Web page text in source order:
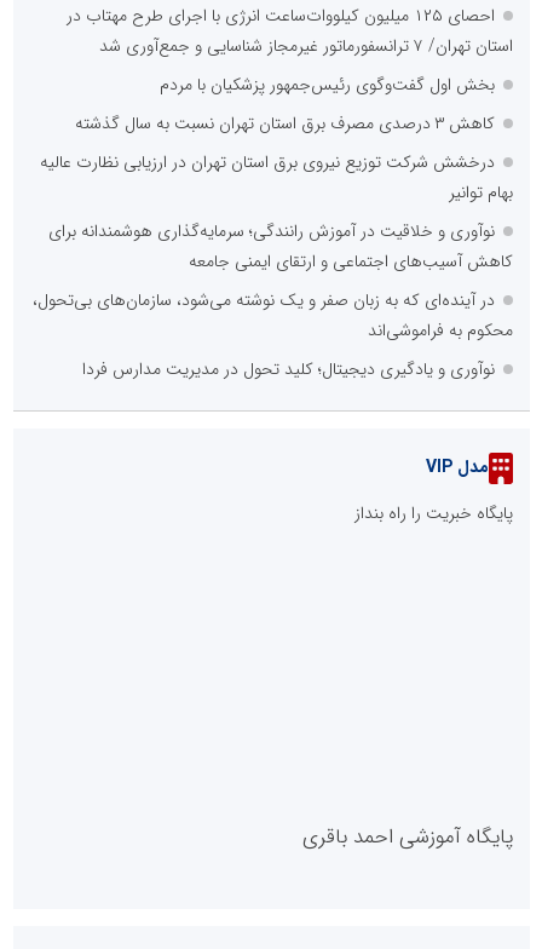
احصای ۱۲۵ میلیون کیلووات‌ساعت انرژی با اجرای طرح مهتاب در
استان تهران/ ۷ ترانسفورماتور غیرمجاز شناسایی و جمع‌آوری شد
بخش اول گفت‌وگوی رئیس‌جمهور پزشکیان با مردم
کاهش ۳ درصدی مصرف برق استان تهران نسبت به سال گذشته
درخشش شرکت توزیع نیروی برق استان تهران در ارزیابی نظارت عالیه
بهام توانیر
نوآوری و خلاقیت در آموزش رانندگی؛ سرمایه‌گذاری هوشمندانه برای
کاهش آسیب‌های اجتماعی و ارتقای ایمنی جامعه
در آینده‌ای که به زبان صفر و یک نوشته می‌شود، سازمان‌های بی‌تحول،
محکوم به فراموشی‌اند
نوآوری و یادگیری دیجیتال؛ کلید تحول در مدیریت مدارس فردا
مدل VIP
پایگاه خبریت را راه بنداز
پایگاه آموزشی احمد باقری